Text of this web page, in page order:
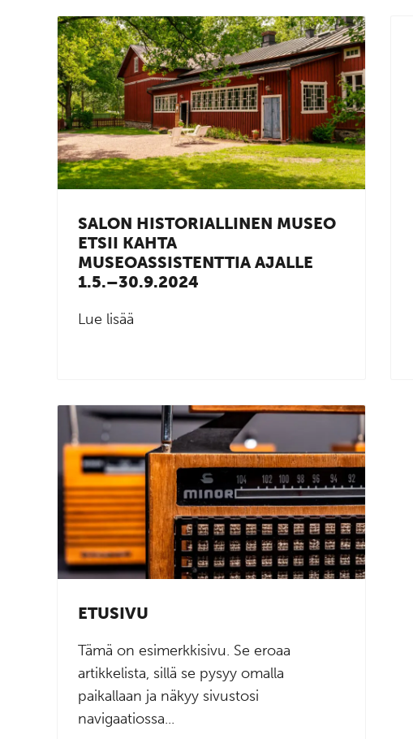
SALON HISTORIALLINEN MUSEO
ETSII KAHTA
MUSEOASSISTENTTIA AJALLE
1.5.–30.9.2024
Lue lisää
ETUSIVU
Tämä on esimerkkisivu. Se eroaa
artikkelista, sillä se pysyy omalla
paikallaan ja näkyy sivustosi
navigaatiossa...